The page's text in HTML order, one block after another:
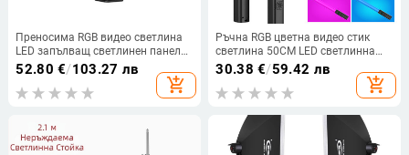
Преносима RGB видео светлина
LED запълващ светлинен панел
3000K-8500K за Vlog Live
Streaming Video Conference
Осветление Продуктова
52.80 €/103.27 лв
add_shopping_cart
Ръчна RGB цветна видео стик
светлина 50CM LED светлинна
пръчка CRI 95+ 2500K-9000K
Лампа за фотографско студио
Фотографско осветление
30.38 €/59.42 лв
add_shopping_cart